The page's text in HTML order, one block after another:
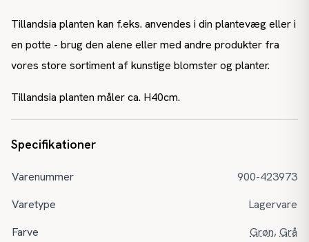
Tillandsia planten kan f.eks. anvendes i din plantevæg eller i
en potte - brug den alene eller med andre produkter fra
vores store sortiment af kunstige blomster og planter.
Tillandsia planten måler ca. H40cm.
Specifikationer
Varenummer
900-423973
Varetype
Lagervare
Farve
Grøn,Grå